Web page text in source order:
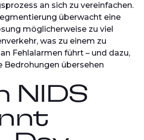
an sich zu vereinfachen.
überwacht eine
möglicherweise zu viel
was zu einem zu
Fehlalarmen führt – und dazu,
Bedrohungen übersehen
NIDS